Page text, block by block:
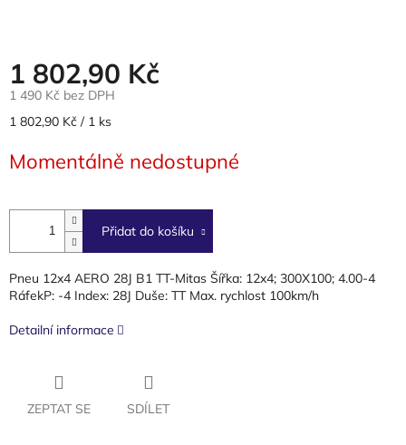
1 802,90 Kč
1 490 Kč bez DPH
Měrná
1 802,90 Kč / 1 ks
Momentálně nedostupné
Přidat do košíku
Pneu 12x4 AERO 28J B1 TT-Mitas Šířka: 12x4; 300X100; 4.00-4
RáfekP: -4 Index: 28J Duše: TT Max. rychlost 100km/h
Detailní informace
ZEPTAT SE SDÍLET